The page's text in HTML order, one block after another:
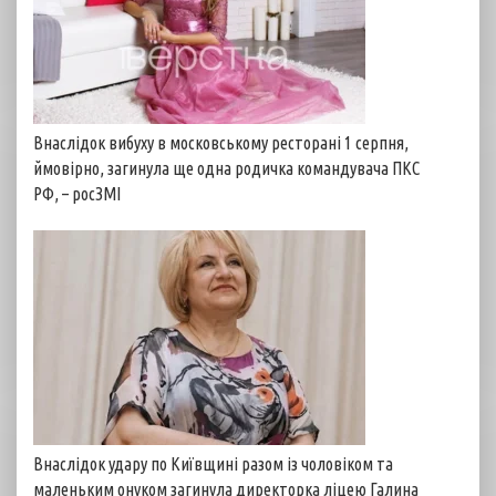
Внаслідок вибуху в московському ресторані 1 серпня,
ймовірно, загинула ще одна родичка командувача ПКС
РФ, – росЗМІ
Внаслідок удару по Київщині разом із чоловіком та
маленьким онуком загинула директорка ліцею Галина